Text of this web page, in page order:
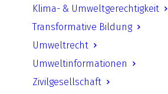
Klima- & Umweltgerechtigkeit
Transformative Bildung
Umweltrecht
Umweltinformationen
Zivilgesellschaft
18. Januar 2024